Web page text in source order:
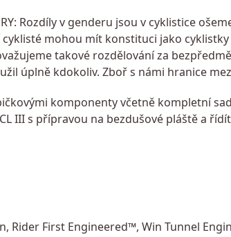
Rozdíly v genderu jsou v cyklistice
mohou mít konstituci jako
takové rozdělování za
úplně kdokoliv. Zboř s námi hranice
komponenty včetně kompletní
III s přípravou na bezdušové pláště a
Rider First Engineered™, Win Tunnel